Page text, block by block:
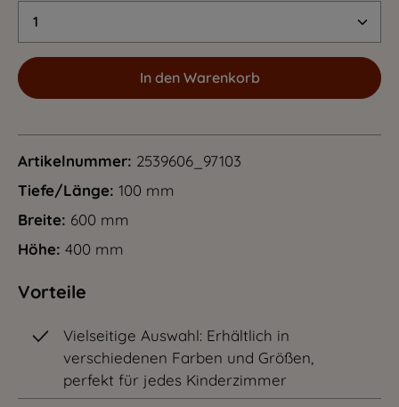
Produkt Anzahl: Gib den gewünschten
In den Warenkorb
Artikelnummer: 2539606_97103
Tiefe/Länge: 100 mm
Breite: 600 mm
Höhe: 400 mm
Vorteile
Vielseitige Auswahl: Erhältlich in
verschiedenen Farben und Größen,
perfekt für jedes Kinderzimmer